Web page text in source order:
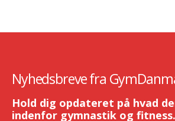
Nyhedsbreve fra
Hold dig opdateret på hvad
indenfor gymnastik og